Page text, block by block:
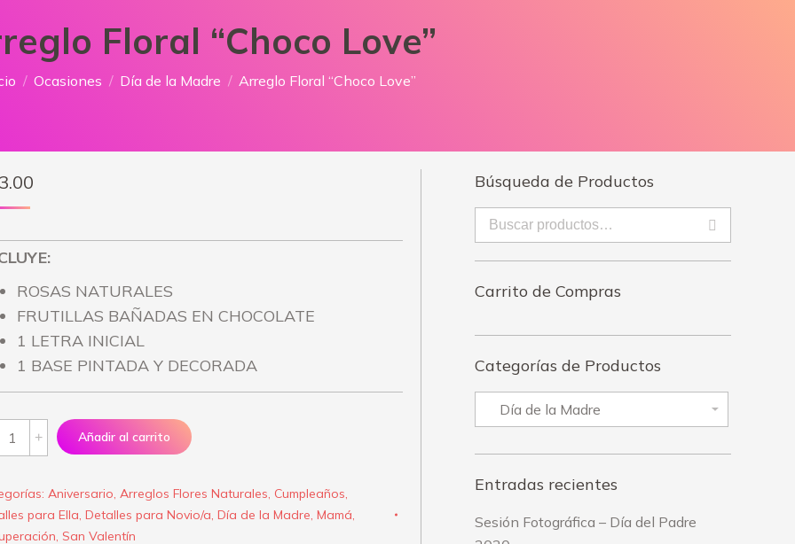
Floral “Choco Love”
aquí:
Ocasiones Día de la Madre Arreglo Floral “Choco Love”
ROSAS NATURALES
FRUTILLAS BAÑADAS EN CHOCOLATE
1 LETRA INICIAL
1 BASE PINTADA Y DECORADA
Añadir al carrito
Aniversario,Arreglos Flores Naturales, Cumpleaños,
para Ella,Detalles para Novio/a,Día de la Madre,Mamá,
, San Valentín
Búsqueda de Productos
Carrito de Compras
Categorías de Productos
Entradas recientes
Sesión Fotográfica – Día del Padre